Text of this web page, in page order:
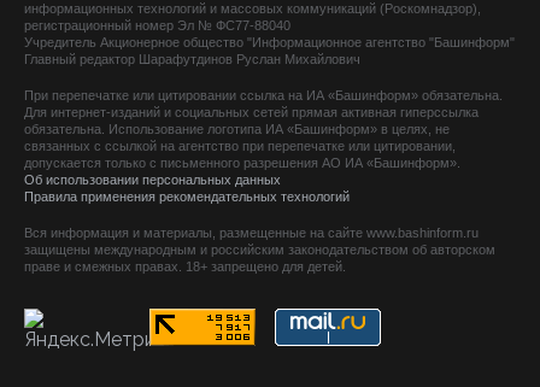
информационных технологий и массовых коммуникаций (Роскомнадзор),
регистрационный номер Эл № ФС77-88040
Учредитель Акционерное общество "Информационное агентство "Башинформ"
Главный редактор Шарафутдинов Руслан Михайлович
При перепечатке или цитировании ссылка на ИА «Башинформ» обязательна.
Для интернет-изданий и социальных сетей прямая активная гиперссылка
обязательна. Использование логотипа ИА «Башинформ» в целях, не
связанных с ссылкой на агентство при перепечатке или цитировании,
допускается только с письменного разрешения АО ИА «Башинформ».
Об использовании персональных данных
Правила применения рекомендательных технологий
Вся информация и материалы, размещенные на сайте www.bashinform.ru
защищены международным и российским законодательством об авторском
праве и смежных правах. 18+ запрещено для детей.